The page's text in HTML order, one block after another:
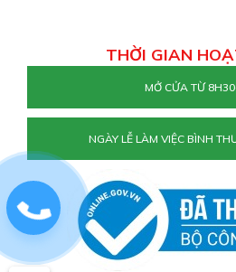
THỜI GIAN
MỞ CỬA TỪ
NGÀY LỄ LÀM VIỆC BÌNH
0829884477